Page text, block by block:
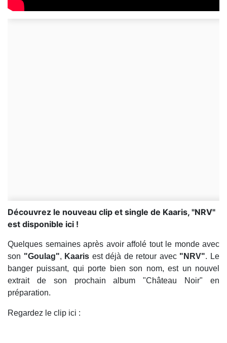
Découvrez le nouveau clip et single de Kaaris, "NRV"
est disponible ici !
Quelques semaines après avoir affolé tout le monde avec
son "Goulag", Kaaris est déjà de retour avec "NRV". Le
banger puissant, qui porte bien son nom, est un nouvel
extrait de son prochain album "Château Noir" en
préparation.
Regardez le clip ici :